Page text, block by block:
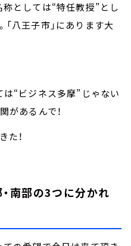
としては“特任教授”とし
八王子市」にあります大
“ビジネス多摩”じゃない
があるんで！
た！
南部の3つに分かれ